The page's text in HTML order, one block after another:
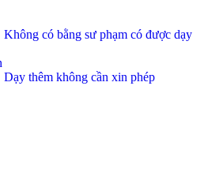
Không có bằng sư phạm có được dạy
Dạy thêm không cần xin phép